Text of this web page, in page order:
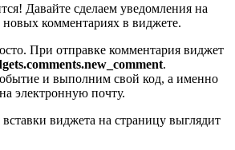
Давайте сделаем уведомления на
комментариях в виджете.
При отправке комментария виджет
.
и выполним свой код, а именно
электронную почту.
виджета на страницу выглядит